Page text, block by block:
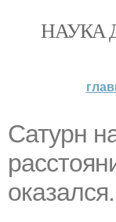
НАУКА
Сатурн
оказался.